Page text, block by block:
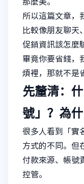
那麼美。
所以這篇文章，
比較像朋友聊天
促銷資訊該怎麼
畢竟你要省錢，
煩裡，那就不是
先釐清：
號」？為
很多人看到「實
方式的不同。但
付款來源、帳號
控管。